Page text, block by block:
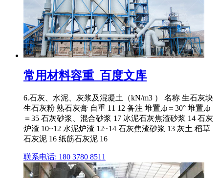
常用材料容重_百度文库
6.石灰、水泥、灰浆及混凝土（kN/m3 ） 名称 生石灰块
生石灰粉 熟石灰膏 自重 11 12 备注 堆置,ф＝30° 堆置,ф
＝35 石灰砂浆、混合砂浆 17 冰泥石灰焦渣砂浆 14 石灰
炉渣 10~12 水泥炉渣 12~14 石灰焦渣砂浆 13 灰土 稻草
石灰泥 16 纸筋石灰泥 16
联系电话: 180 3780 8511